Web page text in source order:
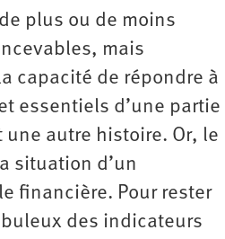
plus ou de moins
mais
capacité de répondre à
essentiels d’une partie
une autre histoire. Or, le
situation d’un
financière. Pour rester
des indicateurs